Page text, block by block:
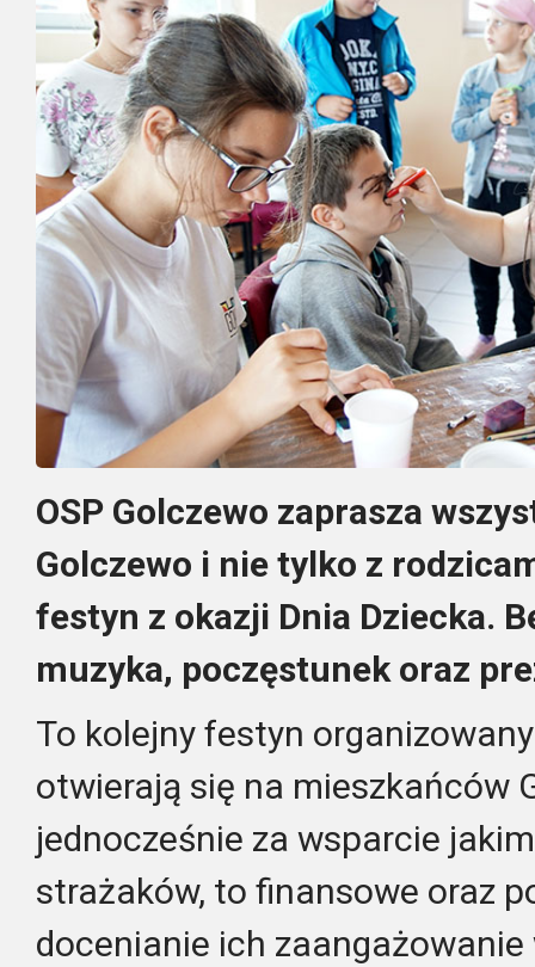
OSP Golczewo zaprasza
Golczewo i nie tylko z
festyn z okazji Dnia Dziecka.
muzyka, poczęstunek oraz
To kolejny festyn
otwierają się na mieszkańców
jednocześnie za wsparcie
strażaków, to finansowe oraz
docenianie ich zaangażowanie